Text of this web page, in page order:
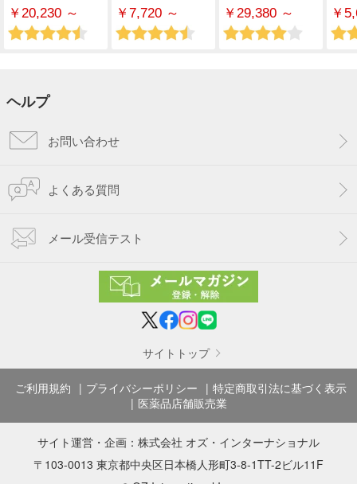
￥20,230 ～ ￥7,720 ～ ￥29,380 ～ ￥
ヘルプ
お問い合わせ
よくある質問
メール受信テスト
サイトトップ
ご利用規約 プライバシーポリシー
特定商取引法に基づく表示
医薬品店舗販売業
サイト運営・企画： 株式会社 オズ・インターナショナル
〒103-0013 東京都中央区日本橋人形町3-8-1TT-2ビル11F